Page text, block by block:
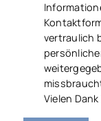
vertraulich
Vielen